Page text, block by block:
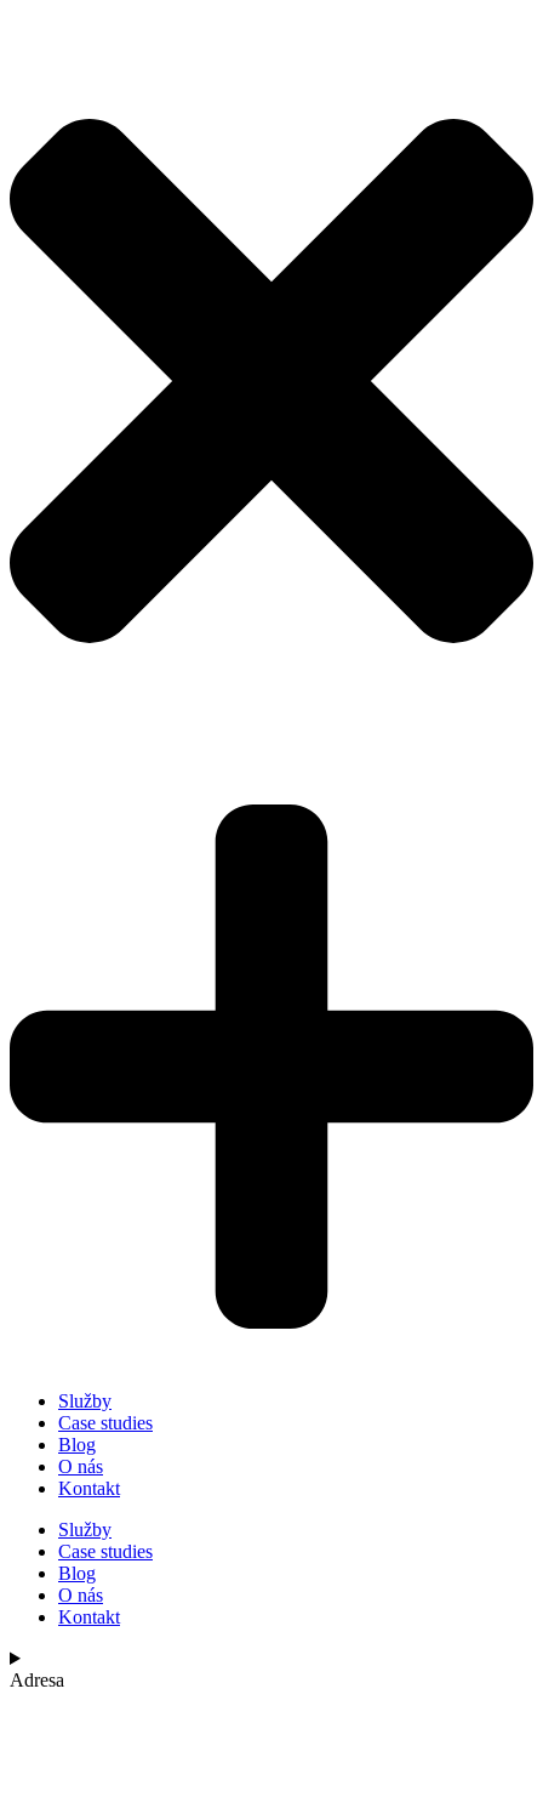
Služby
Case studies
Blog
O nás
Kontakt
Služby
Case studies
Blog
O nás
Kontakt
Adresa